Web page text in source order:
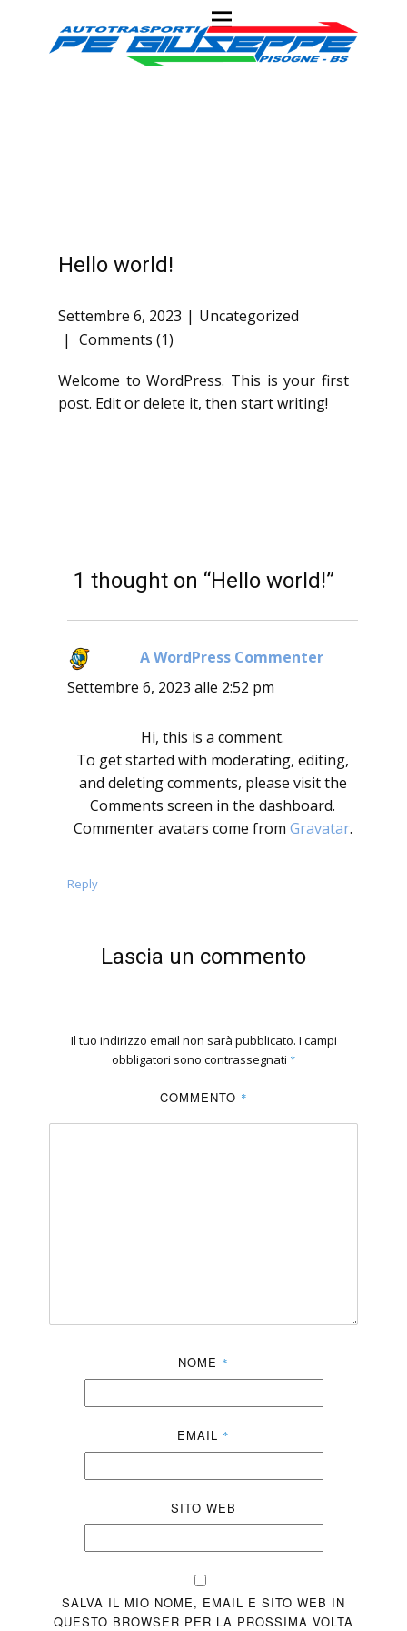
Hello world!
Settembre 6, 2023
Uncategorized
Comments (1)
Welcome to WordPress. This is your first
post. Edit or delete it, then start writing!
1 thought on “Hello world!”
A WordPress Commenter
Settembre 6, 2023 alle 2:52 pm
Hi, this is a comment.
To get started with moderating, editing,
and deleting comments, please visit the
Comments screen in the dashboard.
Commenter avatars come from Gravatar.
Reply
Lascia un commento
Il tuo indirizzo email non sarà pubblicato. I campi
obbligatori sono contrassegnati *
COMMENTO *
NOME *
EMAIL *
SITO WEB
SALVA IL MIO NOME, EMAIL E SITO WEB IN
QUESTO BROWSER PER LA PROSSIMA VOLTA